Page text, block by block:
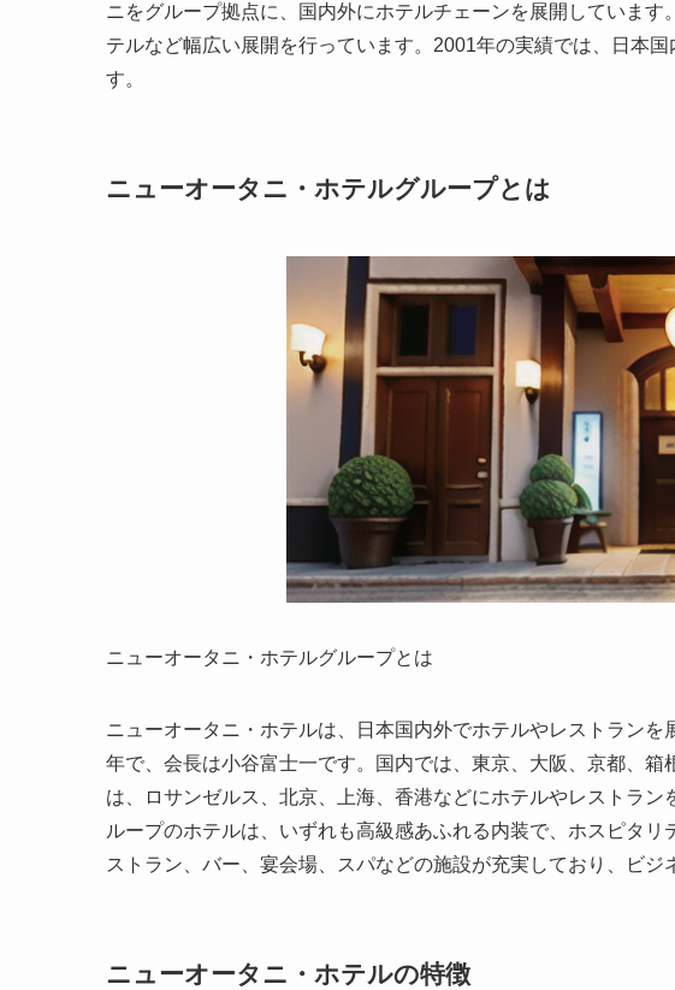
ニをグループ拠点に、国内外にホテルチェーンを展開していま
テルなど幅広い展開を行っています。2001年の実績では、日本
す。
ニューオータニ・ホテルグループとは
ニューオータニ・ホテルグループとは
ニューオータニ・ホテルは、日本国内外でホテルやレストラン
年で、会長は小谷富士一です。国内では、東京、大阪、京都、
は、ロサンゼルス、北京、上海、香港などにホテルやレストラ
ループのホテルは、いずれも高級感あふれる内装で、ホスピタ
ストラン、バー、宴会場、スパなどの施設が充実しており、ビジ
ニューオータニ・ホテルの特徴